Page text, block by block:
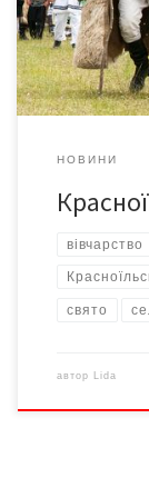
вівчарів на
близько 10
НОВИНИ
вівчарство
свято
автор Lida